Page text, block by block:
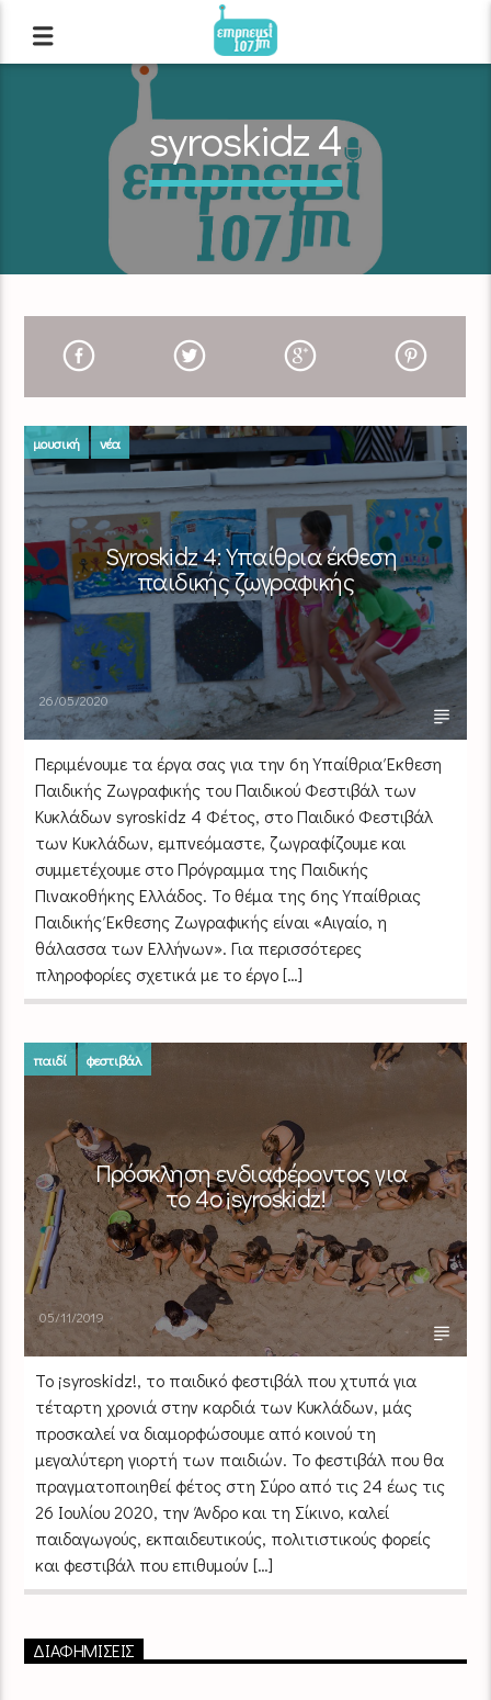
syroskidz 4
μουσική νέα
Syroskidz 4: Υπαίθρια έκθεση
παιδικής ζωγραφικής
26/05/2020
Περιμένουμε τα έργα σας για την 6η Yπαίθρια Έκθεση
Παιδικής Ζωγραφικής του Παιδικού Φεστιβάλ των
Κυκλάδων syroskidz 4 Φέτος, στο Παιδικό Φεστιβάλ
των Κυκλάδων, εμπνεόμαστε, ζωγραφίζουμε και
συμμετέχουμε στο Πρόγραμμα της Παιδικής
Πινακοθήκης Ελλάδος. Το θέμα της 6ης Υπαίθριας
Παιδικής Έκθεσης Ζωγραφικής είναι «Αιγαίο, η
θάλασσα των Ελλήνων». Για περισσότερες
πληροφορίες σχετικά με το έργο […]
παιδί φεστιβάλ
Πρόσκληση ενδιαφέροντος για
το 4ο ¡syroskidz!
05/11/2019
Το ¡syroskidz!, το παιδικό φεστιβάλ που χτυπά για
τέταρτη χρονιά στην καρδιά των Κυκλάδων, μάς
προσκαλεί να διαμορφώσουμε από κοινού τη
μεγαλύτερη γιορτή των παιδιών. Το φεστιβάλ που θα
πραγματοποιηθεί φέτος στη Σύρο από τις 24 έως τις
26 Ιουλίου 2020, την Άνδρο και τη Σίκινο, καλεί
παιδαγωγούς, εκπαιδευτικούς, πολιτιστικούς φορείς
και φεστιβάλ που επιθυμούν […]
ΔΙΑΦΗΜΙΣΕΙΣ